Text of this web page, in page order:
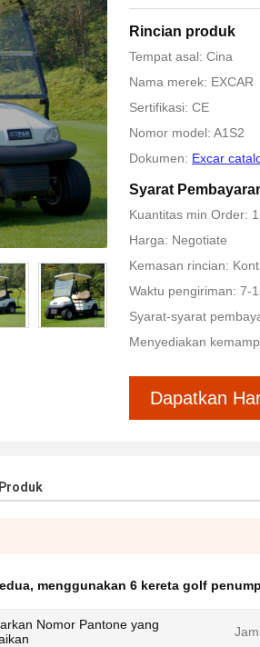
Rincian produk
Tempat asal: Cina
Nama merek: EXCAR
Sertifikasi: CE
Nomor model: A1S2
Dokumen: Excar
Syarat
Kuantitas min Order:
Harga: Negotiate
Kemasan rincian:
Waktu pengiriman: 7-
Syarat-syarat
Menyediakan
Dapatkan
, menggunakan 6 kereta golf
Nomor Pantone yang